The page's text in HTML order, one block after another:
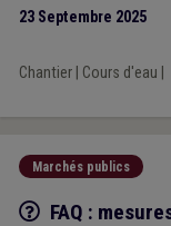
23 Septembre 2025
Chantier| Cours d'eau
Marchés publics
Q/R
FAQ :